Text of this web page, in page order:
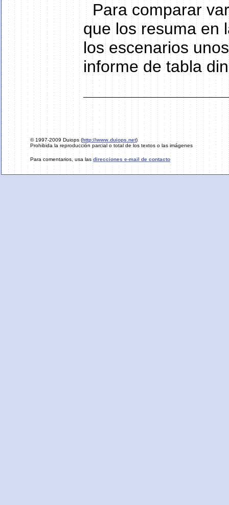
Para comparar
que los resuma en
los escenarios
informe de tabla
© 1997-2009 Duiops (http://www.duiops.net)
Prohibida la reproducción parcial o total de los textos o las imágenes
Para comentarios, usa lasdirecciones e-mail de contacto